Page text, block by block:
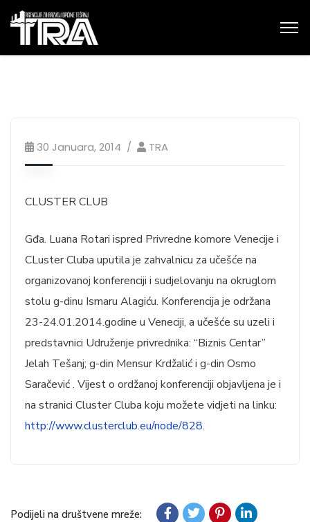
30 Januara, 2014 TRA
CLUSTER CLUB
Gđa. Luana Rotari ispred Privredne komore Venecije i
CLuster Cluba uputila je zahvalnicu za učešće na
organizovanoj konferenciji i sudjelovanju na okruglom
stolu g-dinu Ismaru Alagiću. Konferencija je održana
23-24.01.2014.godine u Veneciji, a učešće su uzeli i
predstavnici Udruženje privrednika: “Biznis Centar”
Jelah Tešanj; g-din Mensur Krdžalić i g-din Osmo
Saračević . Vijest o ordžanoj konferenciji objavljena je i
na stranici Cluster Cluba koju možete vidjeti na linku:
http://www.clusterclub.eu/node/828.
Podijeli na društvene mreže: